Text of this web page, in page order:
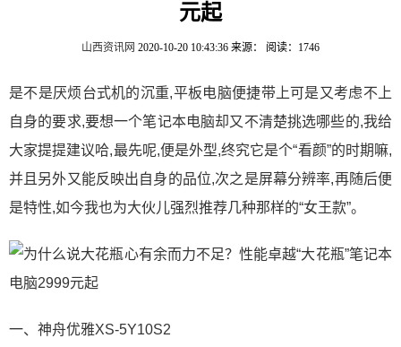
元起
山西资讯网 2020-10-20 10:43:36 来源： 阅读：1746
是不是厌烦台式机的沉重,平板电脑便捷带上可是又考虑不上
自身的要求,要想一个笔记本电脑却又不清楚挑选哪些的,我给
大家提提建议哈,最先呢,便是外型,终究它是个“看颜”的时期嘛,
并且另外又能反映出自身的品位,次之是屏幕分辨率,再随后便
是特性,如今我也为大伙儿强烈推荐几种那样的“女王款”。
一、神舟优雅XS-5Y10S2